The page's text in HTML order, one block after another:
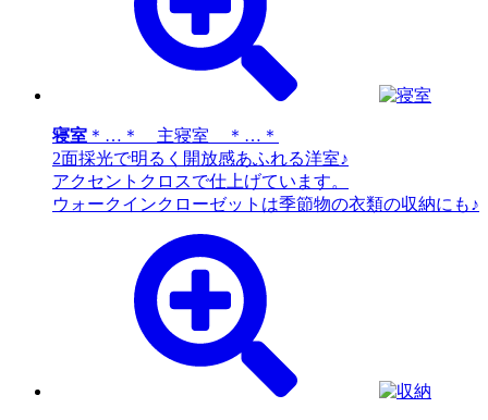
寝室 ＊…＊ 主寝室 ＊…＊
2面採光で明るく開放感あふれる洋室♪
アクセントクロスで仕上げています。
ウォークインクローゼットは季節物の衣類の収納にも♪